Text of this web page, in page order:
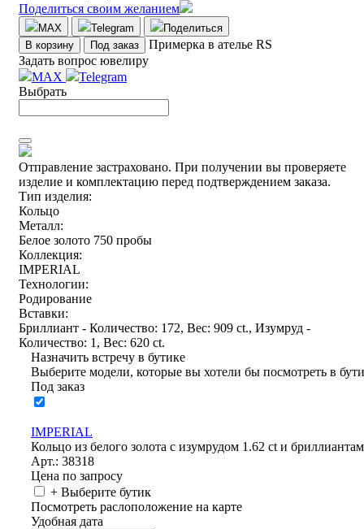
Поделиться своим желанием
MAX Telegram
Поделиться
В корзину
Под заказ
Примерка в ателье RS
Задать вопрос ювелиру
MAX
Telegram
Выбрать
Отправление застраховано. При получении вы проверяете
изделие и комплектацию перед подтверждением заказа.
Тип изделия:
Кольцо
Металл:
Белое золото 750 пробы
Коллекция:
IMPERIAL
Технологии:
Родирование
Вставки:
Бриллиант - Количество: 172, Вес: 909 ct., Изумруд -
Количество: 1, Вес: 620 ct.
Назначить встречу в бутике
Выберите модели, которые вы хотели бы посмотреть в
Под заказ
IMPERIAL
Кольцо из белого золота с изумрудом 1.62 ct и
Арт.: 38318
Цена по запросу
+ Выберите бутик
Посмотреть раслоположение на карте
Удобная дата